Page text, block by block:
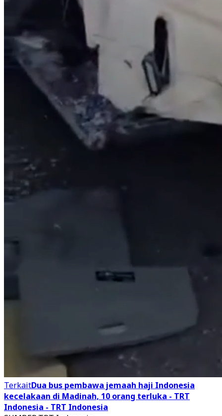
TerkaitDua bus pembawa jemaah haji Indonesia
kecelakaan di Madinah, 10 orang terluka - TRT
Indonesia - TRT Indonesia